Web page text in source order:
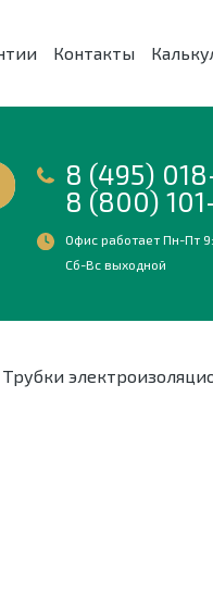
Контакты
8 (495)
8 (800)
Офис работает Пн-Пт
Сб-Вс выходной
Трубки